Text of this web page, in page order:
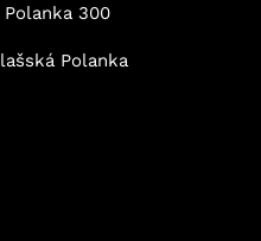
Polanka 300
Polanka